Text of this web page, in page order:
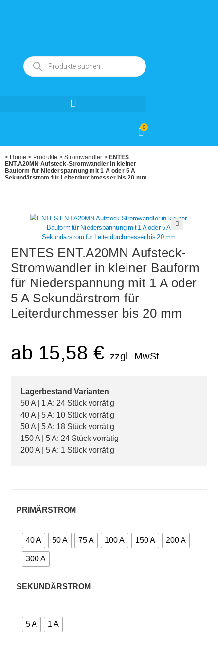
0
< Home > Produkte >Stromwandler > ENTES
ENT.A20MN Aufsteck-Stromwandler in kleiner
Bauform für Niederspannung mit 1 A oder 5 A
Sekundärstrom für Leiterdurchmesser bis 20 mm
🔍
ENTES ENT.A20MN Aufsteck-
Stromwandler in kleiner Bauform
für Niederspannung mit 1 A oder
5 A Sekundärstrom für
Leiterdurchmesser bis 20 mm
ab 15,58 € zzgl. MwSt.
Lagerbestand Varianten
50 A | 1 A: 24 Stück vorrätig
40 A | 5 A: 10 Stück vorrätig
50 A | 5 A: 18 Stück vorrätig
150 A | 5 A: 24 Stück vorrätig
200 A | 5 A: 1 Stück vorrätig
PRIMÄRSTROM
40 A 50 A 75 A 100 A 150 A 200 A
300 A
SEKUNDÄRSTROM
5 A 1 A